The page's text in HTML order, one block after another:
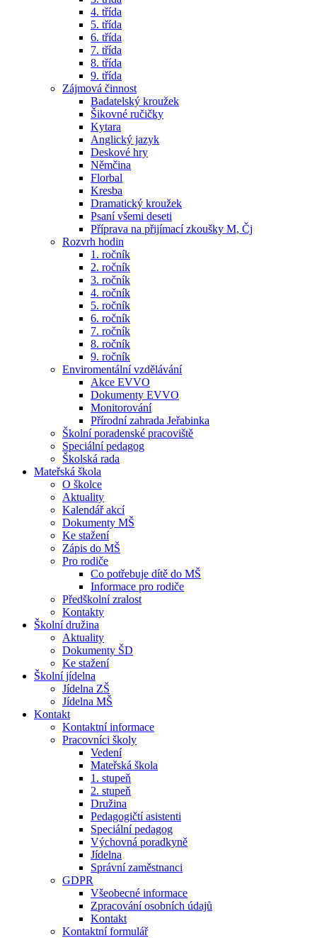
4. třída
5. třída
6. třída
7. třída
8. třída
9. třída
Zájmová činnost
Badatelský kroužek
Šikovné ručičky
Kytara
Anglický jazyk
Deskové hry
Němčina
Florbal
Kresba
Dramatický kroužek
Psaní všemi deseti
Příprava na přijímací zkoušky M, Čj
Rozvrh hodin
1. ročník
2. ročník
3. ročník
4. ročník
5. ročník
6. ročník
7. ročník
8. ročník
9. ročník
Enviromentální vzdělávání
Akce EVVO
Dokumenty EVVO
Monitorování
Přírodní zahrada Jeřabinka
Školní poradenské pracoviště
Speciální pedagog
Školská rada
Mateřská škola
O školce
Aktuality
Kalendář akcí
Dokumenty MŠ
Ke stažení
Zápis do MŠ
Pro rodiče
Co potřebuje dítě do MŠ
Informace pro rodiče
Předškolní zralost
Kontakty
Školní družina
Aktuality
Dokumenty ŠD
Ke stažení
Školní jídelna
Jídelna ZŠ
Jídelna MŠ
Kontakt
Kontaktní informace
Pracovníci školy
Vedení
Mateřská škola
1. stupeň
2. stupeň
Družina
Pedagogičtí asistenti
Speciální pedagog
Výchovná poradkyně
Jídelna
Správní zaměstnanci
GDPR
Všeobecné informace
Zpracování osobních údajů
Kontakt
Kontaktní formulář